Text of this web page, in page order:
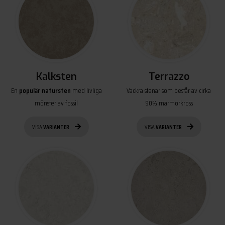
Kalksten
En populär natursten med livliga
mönster av fossil
VISAVARIANTER
Terrazzo
Vackra stenar som består av cirka
90% marmorkross
VISAVARIANTER